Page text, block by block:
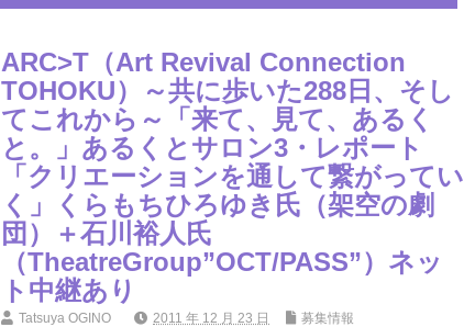
ARC>T（Art Revival Connection
TOHOKU）～共に歩いた288日、そし
てこれから～「来て、見て、あるく
と。」あるくとサロン3・レポート
「クリエーションを通して繋がってい
く」くらもちひろゆき氏（架空の劇
団）＋石川裕人氏
（TheatreGroup”OCT/PASS”）ネッ
ト中継あり
Tatsuya OGINO 2011 年 12 月 23 日 募集情報